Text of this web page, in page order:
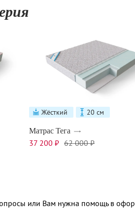
Жёсткий 20 см
Матрас Тега
37 200 ₽ 62 000 ₽
или Вам нужна помощь в